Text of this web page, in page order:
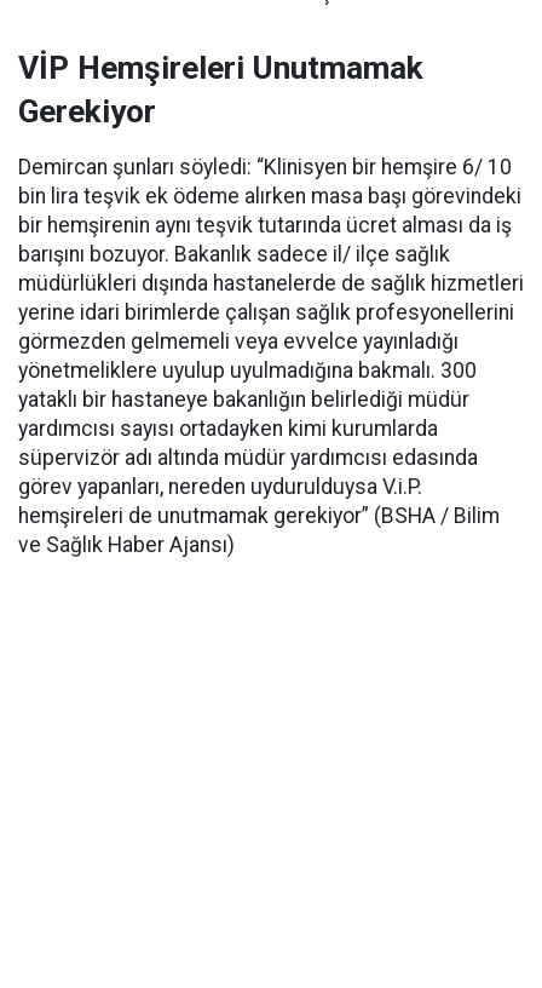
VİP Hemşireleri Unutmamak
Gerekiyor
Demircan şunları söyledi: “Klinisyen bir hemşire 6/ 10
bin lira teşvik ek ödeme alırken masa başı görevindeki
bir hemşirenin aynı teşvik tutarında ücret alması da iş
barışını bozuyor. Bakanlık sadece il/ ilçe sağlık
müdürlükleri dışında hastanelerde de sağlık hizmetleri
yerine idari birimlerde çalışan sağlık profesyonellerini
görmezden gelmemeli veya evvelce yayınladığı
yönetmeliklere uyulup uyulmadığına bakmalı. 300
yataklı bir hastaneye bakanlığın belirlediği müdür
yardımcısı sayısı ortadayken kimi kurumlarda
süpervizör adı altında müdür yardımcısı edasında
görev yapanları, nereden uydurulduysa V.i.P.
hemşireleri de unutmamak gerekiyor” (BSHA / Bilim
ve Sağlık Haber Ajansı)